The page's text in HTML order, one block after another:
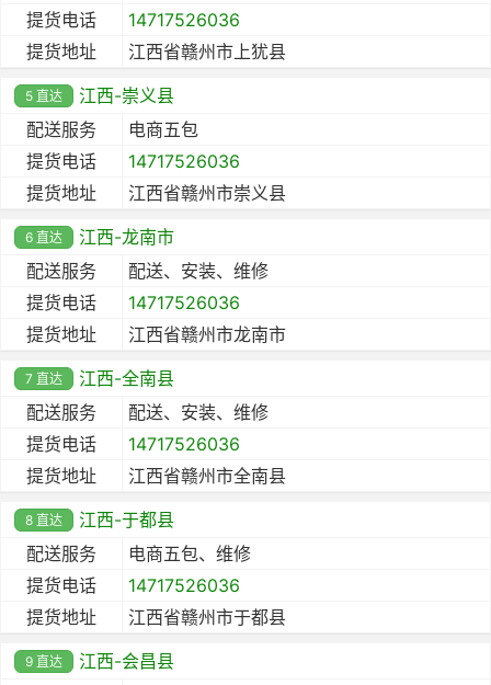
提货电话
14717526036
提货地址
江西省赣州市上犹县
5 直达
江西-崇义县
配送服务
电商五包
提货电话
14717526036
提货地址
江西省赣州市崇义县
6 直达
江西-龙南市
配送服务
配送、安装、维修
提货电话
14717526036
提货地址
江西省赣州市龙南市
7 直达
江西-全南县
配送服务
配送、安装、维修
提货电话
14717526036
提货地址
江西省赣州市全南县
8 直达
江西-于都县
配送服务
电商五包、维修
提货电话
14717526036
提货地址
江西省赣州市于都县
9 直达
江西-会昌县